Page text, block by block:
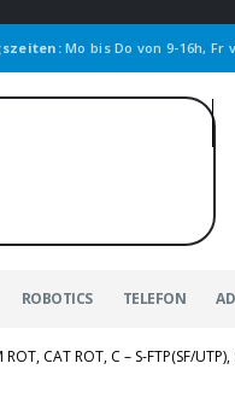
Mo bis Do von 9-16h,
ROBOTICS TELEFON
CAT ROT, C – S-FTP(SF/UTP),